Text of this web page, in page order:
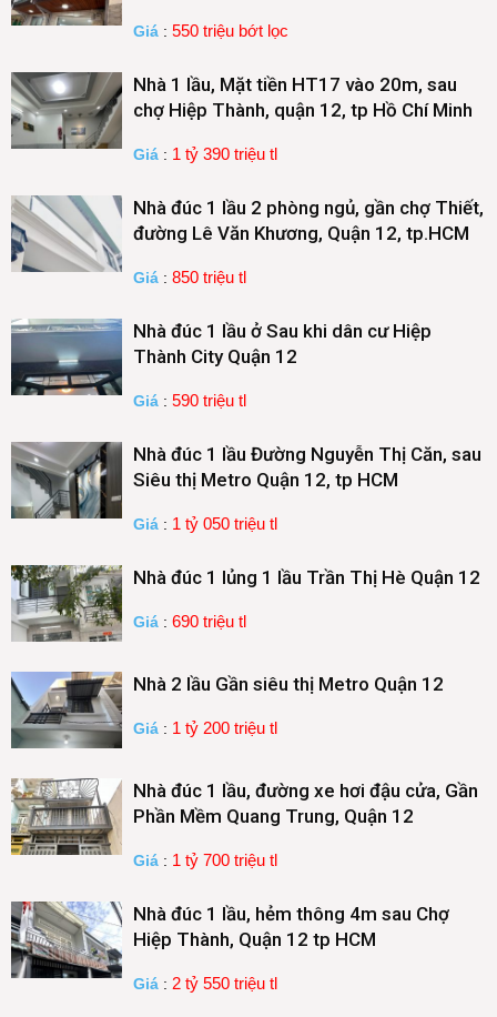
Giá : 550 triệu bớt lọc
Nhà 1 lầu, Mặt tiền HT17 vào 20m, sau
chợ Hiệp Thành, quận 12, tp Hồ Chí Minh
Giá : 1 tỷ 390 triệu tl
Nhà đúc 1 lầu 2 phòng ngủ, gần chợ Thiết,
đường Lê Văn Khương, Quận 12, tp.HCM
Giá : 850 triệu tl
Nhà đúc 1 lầu ở Sau khi dân cư Hiệp
Thành City Quận 12
Giá : 590 triệu tl
Nhà đúc 1 lầu Đường Nguyễn Thị Căn, sau
Siêu thị Metro Quận 12, tp HCM
Giá : 1 tỷ 050 triệu tl
Nhà đúc 1 lủng 1 lầu Trần Thị Hè Quận 12
Giá : 690 triệu tl
Nhà 2 lầu Gần siêu thị Metro Quận 12
Giá : 1 tỷ 200 triệu tl
Nhà đúc 1 lầu, đường xe hơi đậu cửa, Gần
Phần Mềm Quang Trung, Quận 12
Giá : 1 tỷ 700 triệu tl
Nhà đúc 1 lầu, hẻm thông 4m sau Chợ
Hiệp Thành, Quận 12 tp HCM
Giá : 2 tỷ 550 triệu tl